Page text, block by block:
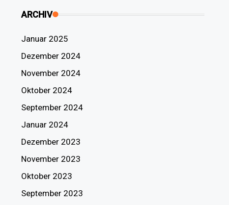
ARCHIV
Januar 2025
Dezember 2024
November 2024
Oktober 2024
September 2024
Januar 2024
Dezember 2023
November 2023
Oktober 2023
September 2023